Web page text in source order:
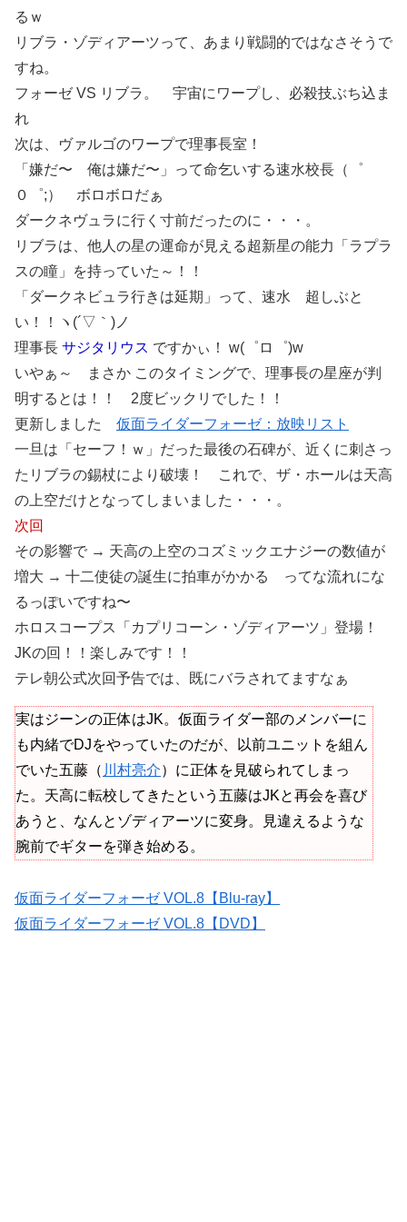
るｗ
リブラ・ゾディアーツって、あまり戦闘的ではなさそうで
すね。
フォーゼ VS リブラ。 宇宙にワープし、必殺技ぶち込ま
れ
次は、ヴァルゴのワープで理事長室！
「嫌だ〜 俺は嫌だ〜」って命乞いする速水校長（゜
０゜;） ボロボロだぁ
ダークネヴュラに行く寸前だったのに・・・。
リブラは、他人の星の運命が見える超新星の能力「ラプラ
スの瞳」を持っていた～！！
「ダークネビュラ行きは延期」って、速水 超しぶと
い！！ヽ(´▽｀)ノ
理事長 サジタリウス ですかぃ！ w(゜ロ゜)w
いやぁ～ まさか このタイミングで、理事長の星座が判
明するとは！！ 2度ビックリでした！！
更新しました 仮面ライダーフォーゼ：放映リスト
一旦は「セーフ！ｗ」だった最後の石碑が、近くに刺さっ
たリブラの錫杖により破壊！ これで、ザ・ホールは天高
の上空だけとなってしまいました・・・。
次回
その影響で → 天高の上空のコズミックエナジーの数値が
増大 → 十二使徒の誕生に拍車がかかる ってな流れにな
るっぽいですね〜
ホロスコープス「カプリコーン・ゾディアーツ」登場！
JKの回！！楽しみです！！
テレ朝公式次回予告では、既にバラされてますなぁ
実はジーンの正体はJK。仮面ライダー部のメンバーに
も内緒でDJをやっていたのだが、以前ユニットを組ん
でいた五藤（ 川村亮介）に正体を見破られてしまっ
た。天高に転校してきたという五藤はJKと再会を喜び
あうと、なんとゾディアーツに変身。見違えるような
腕前でギターを弾き始める。
仮面ライダーフォーゼ VOL.8【Blu-ray】
仮面ライダーフォーゼ VOL.8【DVD】